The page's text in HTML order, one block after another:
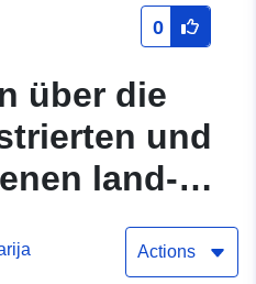
0
über die
und
land-
Actions